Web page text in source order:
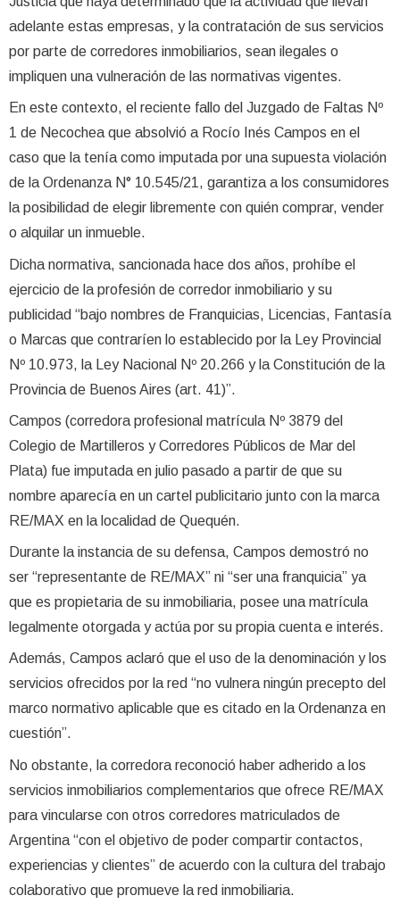
adelante estas empresas, y la contratación de sus servicios
por parte de corredores inmobiliarios, sean ilegales o
impliquen una vulneración de las normativas vigentes.
En este contexto, el reciente fallo del Juzgado de Faltas Nº
1 de Necochea que absolvió a Rocío Inés Campos en el
caso que la tenía como imputada por una supuesta violación
de la Ordenanza N° 10.545/21, garantiza a los consumidores
la posibilidad de elegir libremente con quién comprar, vender
o alquilar un inmueble.
Dicha normativa, sancionada hace dos años, prohíbe el
ejercicio de la profesión de corredor inmobiliario y su
publicidad “bajo nombres de Franquicias, Licencias, Fantasía
o Marcas que contraríen lo establecido por la Ley Provincial
Nº 10.973, la Ley Nacional Nº 20.266 y la Constitución de la
Provincia de Buenos Aires (art. 41)”.
Campos (corredora profesional matrícula Nº 3879 del
Colegio de Martilleros y Corredores Públicos de Mar del
Plata) fue imputada en julio pasado a partir de que su
nombre aparecía en un cartel publicitario junto con la marca
RE/MAX en la localidad de Quequén.
Durante la instancia de su defensa, Campos demostró no
ser “representante de RE/MAX” ni “ser una franquicia” ya
que es propietaria de su inmobiliaria, posee una matrícula
legalmente otorgada y actúa por su propia cuenta e interés.
Además, Campos aclaró que el uso de la denominación y los
servicios ofrecidos por la red “no vulnera ningún precepto del
marco normativo aplicable que es citado en la Ordenanza en
cuestión”.
No obstante, la corredora reconoció haber adherido a los
servicios inmobiliarios complementarios que ofrece RE/MAX
para vincularse con otros corredores matriculados de
Argentina “con el objetivo de poder compartir contactos,
experiencias y clientes” de acuerdo con la cultura del trabajo
colaborativo que promueve la red inmobiliaria.